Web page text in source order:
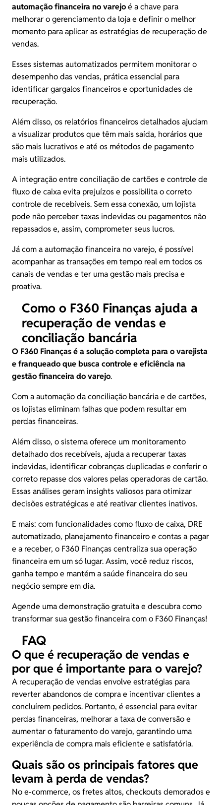
automação financeira no varejoé a chave para
melhorar o gerenciamento da loja e definir o melhor
momento para aplicar as estratégias de recuperação de
vendas.
Esses sistemas automatizados permitem monitorar o
desempenho das vendas, prática essencial para
identificar gargalos financeiros e oportunidades de
recuperação.
Além disso, os relatórios financeiros detalhados ajudam
a visualizar produtos que têm mais saída, horários que
são mais lucrativos e até os métodos de pagamento
mais utilizados.
A integração entre conciliação de cartõese controle de
fluxo de caixa evita prejuízos e possibilita o correto
controle de recebíveis. Sem essa conexão, um lojista
pode não perceber taxas indevidas ou pagamentos não
repassados e, assim, comprometer seus lucros.
Já com a automação financeira no varejo, é possível
acompanhar as transações em tempo real em todos os
canais de vendas e ter uma gestão mais precisa e
proativa.
Como o F360 Finanças ajuda a
recuperação de vendas e
conciliação bancária
O F360 Finançasé a solução completa para o varejista
e franqueado que busca controle e eficiência na
gestão financeira do varejo.
Com a automação da conciliação bancária e de cartões,
os lojistas eliminam falhas que podem resultar em
perdas financeiras.
Além disso, o sistema oferece um monitoramento
detalhado dos recebíveis, ajuda a recuperar taxas
indevidas, identificar cobranças duplicadas e conferir o
correto repasse dos valores pelas operadoras de cartão.
Essas análises geram insights valiosos para otimizar
decisões estratégicas e até reativar clientes inativos.
E mais: com funcionalidades como fluxo de caixa, DRE
automatizado, planejamento financeiro e contas a pagar
e a receber, o F360 Finanças centraliza sua operação
financeira em um só lugar. Assim, você reduz riscos,
ganha tempo e mantém a saúde financeira do seu
negócio sempre em dia.
Agende uma demonstração gratuitae descubra como
transformar sua gestão financeira com o F360 Finanças!
FAQ
O que é recuperação de vendas e
por que é importante para o varejo?
A recuperação de vendas envolve estratégias para
reverter abandonos de compra e incentivar clientes a
concluírem pedidos. Portanto, é essencial para evitar
perdas financeiras, melhorar a taxa de conversão e
aumentar o faturamento do varejo, garantindo uma
experiência de compra mais eficiente e satisfatória.
Quais são os principais fatores que
levam à perda de vendas?
No e-commerce, os fretes altos, checkouts demorados e